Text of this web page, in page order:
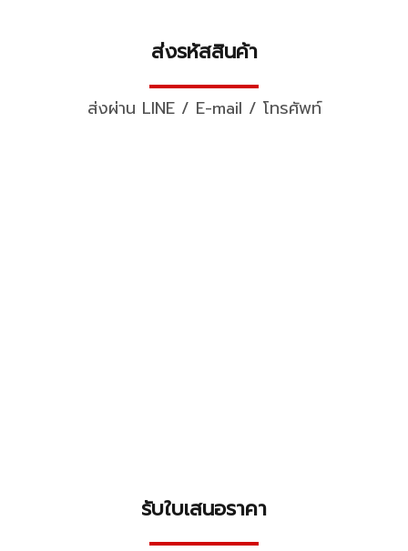
ส่งรหัสสินค้า
▬▬▬▬▬▬▬▬▬▬
ส่งผ่าน LINE / E-mail / โทรศัพท์
รับใบเสนอราคา
▬▬▬▬▬▬▬▬▬▬